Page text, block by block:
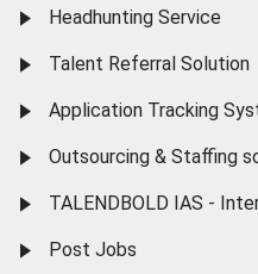
Headhunting Service
Talent Referral Solution
Application Tracking
Outsourcing & Staffing
TALENDBOLD IAS -
Post Jobs